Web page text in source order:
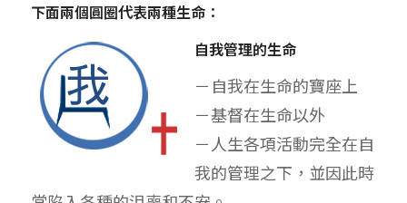
下面兩個圓圈代表兩種生命：
自我管理的生命
－自我在生命的寶座上
－基督在生命以外
－人生各項活動完全在自
我的管理之下，並因此時